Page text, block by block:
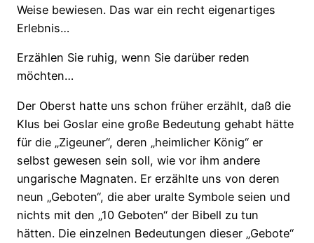
Weise bewiesen. Das war ein recht eigenartiges
Erlebnis…
Erzählen Sie ruhig, wenn Sie darüber reden
möchten…
Der Oberst hatte uns schon früher erzählt, daß die
Klus bei Goslar eine große Bedeutung gehabt hätte
für die „Zigeuner“, deren „heimlicher König“ er
selbst gewesen sein soll, wie vor ihm andere
ungarische Magnaten. Er erzählte uns von deren
neun „Geboten“, die aber uralte Symbole seien und
nichts mit den „10 Geboten“ der Bibell zu tun
hätten. Die einzelnen Bedeutungen dieser „Gebote“